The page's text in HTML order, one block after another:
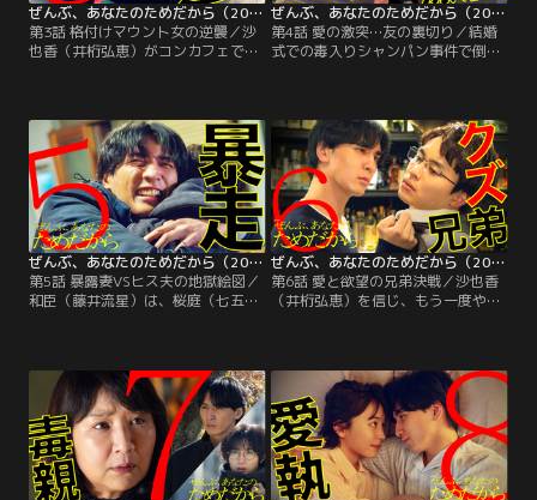
ぜんぶ、あなたのためだから（2026/01/24放送分）第03話
第3話 格付けマウント女の逆襲／沙
也香（井桁弘恵）がコンカフェで働
（七五三掛龍也）は違和感を覚え
る。そんな和臣に桜庭は、過去に沙
也香を追い詰めていた悪質レビュー
を投稿した犯人が藍里（武田玲奈）
ではないかと打ち明ける。沙也香へ
の悪意を確信し…。
ぜんぶ、あなたのためだから（2026/01/31放送分）第04話
第4話 愛の激突…友の裏切り／結婚
式での毒入りシャンパン事件で倒れ
ら聞いた衝撃的な沙也香の乱れた過
去について、直接尋ねることはでき
ないまま…。平穏で幸せな日々が戻
った一方、素顔の見えない沙也香に
対して、その心の内は激しくざわつ
いていた。
ぜんぶ、あなたのためだから（2026/02/07放送分）第05話
第5話 暴露妻VSヒス夫の地獄絵図／
和臣（藤井流星）は、桜庭（七五三
裂してしまう。その発端となったの
は、和臣の妻・沙也香（井桁弘恵）
の乱れた過去…。桜庭から「あなた
は沙也香さんを許せなかった。過去
を受け入れようともしない」と指摘
された和臣。
ぜんぶ、あなたのためだから（2026/02/14放送分）第06話
第6話 愛と欲望の兄弟決戦／沙也香
（井桁弘恵）を信じ、もう一度やり
（七五三掛龍也）は、橋本智恵（大
原優乃）と尾崎藍里（武田玲奈）が
沙也香と会っている動画を見せる。
そこに映っていたのは、「和臣に迫
られキスされそうになった」と嘘の
報告をし…。